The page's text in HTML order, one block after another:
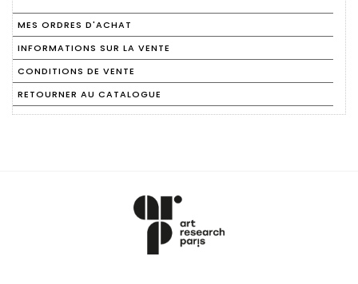
MES ORDRES D'ACHAT
INFORMATIONS SUR LA VENTE
CONDITIONS DE VENTE
RETOURNER AU CATALOGUE